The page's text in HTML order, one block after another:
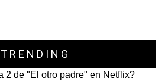
TRENDING